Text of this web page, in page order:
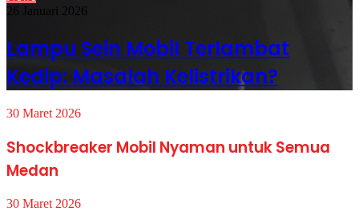
26 Januari 2026
Lampu Sein Mobil Terlambat
Kedip: Masalah Kelistrikan?
30 Maret 2026
Shockbreaker Mobil Nyaman untuk Semua
Medan
30 Maret 2026